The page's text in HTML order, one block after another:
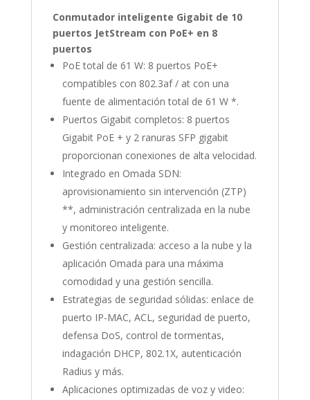
Conmutador inteligente Gigabit de 10
puertos JetStream con PoE+ en 8
puertos
PoE total de 61 W: 8 puertos PoE+
compatibles con 802.3af / at con una
fuente de alimentación total de 61 W *.
Puertos Gigabit completos: 8 puertos
Gigabit PoE + y 2 ranuras SFP gigabit
proporcionan conexiones de alta velocidad.
Integrado en Omada SDN:
aprovisionamiento sin intervención (ZTP)
**, administración centralizada en la nube
y monitoreo inteligente.
Gestión centralizada: acceso a la nube y la
aplicación Omada para una máxima
comodidad y una gestión sencilla.
Estrategias de seguridad sólidas: enlace de
puerto IP-MAC, ACL, seguridad de puerto,
defensa DoS, control de tormentas,
indagación DHCP, 802.1X, autenticación
Radius y más.
Aplicaciones optimizadas de voz y video: